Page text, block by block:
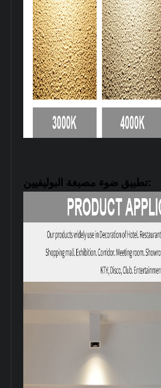
تطبيق ضوء مصبغة البوليفيين: